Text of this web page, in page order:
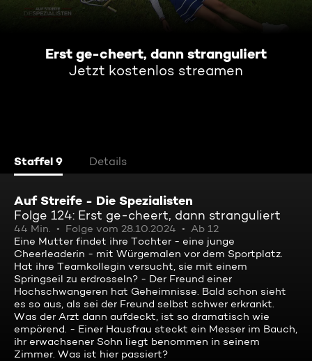
Erst ge-cheert, dann stranguliert
Jetzt kostenlos streamen
Staffel 9 Details
Auf Streife - Die Spezialisten
Folge 124: Erst ge-cheert, dann stranguliert
44 Min. Folge vom 28.10.2024
Ab 12
Eine Mutter findet ihre Tochter - eine junge
Cheerleaderin - mit Würgemalen vor dem Sportplatz.
Hat ihre Teamkollegin versucht, sie mit einem
Springseil zu erdrosseln? - Der Freund einer
Hochschwangeren hat Geheimnisse. Bald schon sieht
es so aus, als sei der Freund selbst schwer erkrankt.
Was der Arzt dann aufdeckt, ist so dramatisch wie
empörend. - Einer Hausfrau steckt ein Messer im Bauch,
ihr erwachsener Sohn liegt benommen in seinem
Zimmer. Was ist hier passiert?